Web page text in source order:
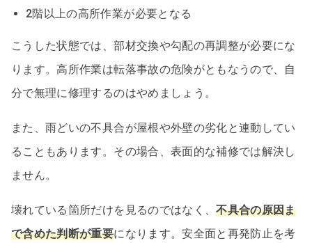
2階以上の高所作業が必要となる
こうした状態では、部材交換や勾配の再調整が必要にな
ります。高所作業は転落事故の危険がともなうので、自
分で無理に修理するのはやめましょう。
また、雨どいの不具合が屋根や外壁の劣化と連動してい
ることもあります。その場合、表面的な補修では解決し
ません。
壊れている箇所だけを見るのではなく、不具合の原因ま
で含めた判断が重要になります。安全面と再発防止を考